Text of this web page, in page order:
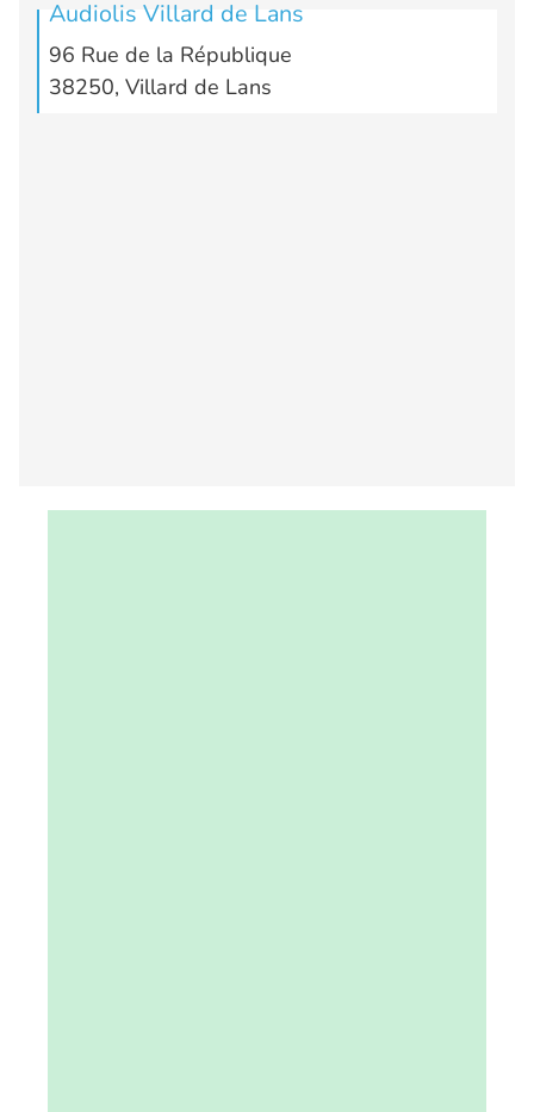
Audiolis Villard de Lans
96 Rue de la République
38250, Villard de Lans